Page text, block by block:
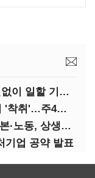
이재명 "나도 장애인, 누구나 차별없이 일할 기회 중요"
이재명 "대·중소 힘의 균형 무너져 '착취'…주4일제, 가야할 길"
'다시 공정' 이재명 "대·중소 및 자본·노동, 상생하는 공정한 성장"
기업 공약 발표